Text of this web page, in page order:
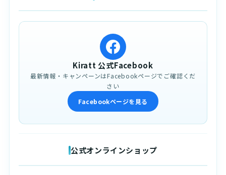
Kiratt 公式Facebook
最新情報・キャンペーンはFacebookページでご確認くだ
さい
Facebookページを見る
公式オンラインショップ